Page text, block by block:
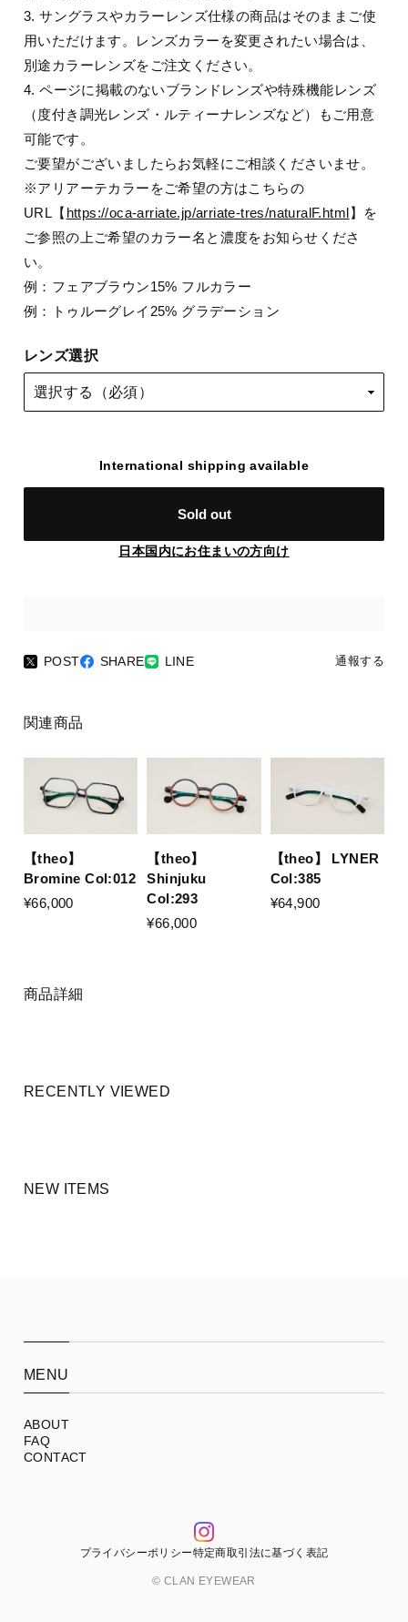
3. サングラスやカラーレンズ仕様の商品はそのままご使
用いただけます。レンズカラーを変更されたい場合は、
別途カラーレンズをご注文ください。
4. ページに掲載のないブランドレンズや特殊機能レンズ
（度付き調光レンズ・ルティーナレンズなど）もご用意
可能です。
ご要望がございましたらお気軽にご相談くださいませ。
※アリアーテカラーをご希望の方はこちらの
URL【 https://oca-arriate.jp/arriate-tres/naturalF.html】を
ご参照の上ご希望のカラー名と濃度をお知らせくださ
い。
例：フェアブラウン15% フルカラー
例：トゥルーグレイ25% グラデーション
レンズ選択
International shipping available
Sold out
日本国内にお住まいの方向け
POST SHARE LINE 通報する
関連商品
【theo】
Bromine Col:012
¥66,000
【theo】
Shinjuku
Col:293
¥66,000
【theo】 LYNER
Col:385
¥64,900
商品詳細
RECENTLY VIEWED
NEW ITEMS
MENU
ABOUT
FAQ
CONTACT
プライバシーポリシー特定商取引法に基づく表記
© CLAN EYEWEAR